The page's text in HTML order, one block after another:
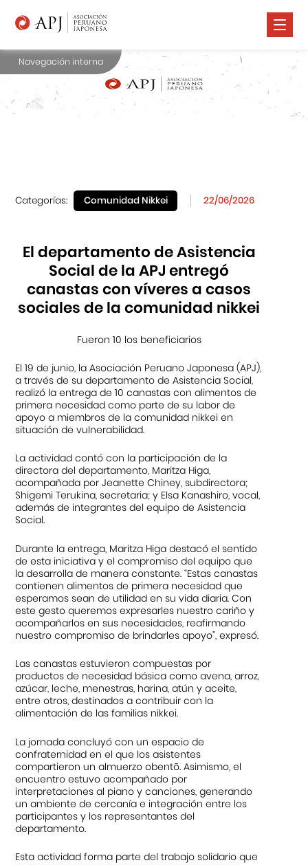
Nosotros
Comunidad Nikkei
Navegación interna
Categorías: Comunidad Nikkei 22/06/2026
El departamento de Asistencia
Social de la APJ entregó
canastas con víveres a casos
sociales de la comunidad nikkei
Fueron 10 los beneficiarios
El 19 de junio, la Asociación Peruano Japonesa (APJ),
a través de su departamento de Asistencia Social,
realizó la entrega de 10 canastas con alimentos de
primera necesidad como parte de su labor de
apoyo a miembros de la comunidad nikkei en
situación de vulnerabilidad.
La actividad contó con la participación de la
directora del departamento, Maritza Higa,
acompañada por Jeanette Chiney, subdirectora;
Shigemi Terukina, secretaria; y Elsa Kanashiro, vocal,
además de integrantes del equipo de Asistencia
Social.
Durante la entrega, Maritza Higa destacó el sentido
de esta iniciativa y el compromiso del equipo que
la desarrolla de manera constante. “Estas canastas
contienen alimentos de primera necesidad que
esperamos sean de utilidad en su vida diaria. Con
este gesto queremos expresarles nuestro cariño y
acompañarlos en sus necesidades, reafirmando
nuestro compromiso de brindarles apoyo”, expresó.
Las canastas estuvieron compuestas por
productos de necesidad básica como avena, arroz,
azúcar, leche, menestras, harina, atún y aceite,
entre otros, destinados a contribuir con la
alimentación de las familias nikkei.
La jornada concluyó con un espacio de
confraternidad en el que los asistentes
compartieron un almuerzo obentō. Asimismo, el
encuentro estuvo acompañado por
interpretaciones al piano y canciones, generando
un ambiente de cercanía e integración entre los
participantes y los representantes del
departamento.
Esta actividad forma parte del trabajo solidario que